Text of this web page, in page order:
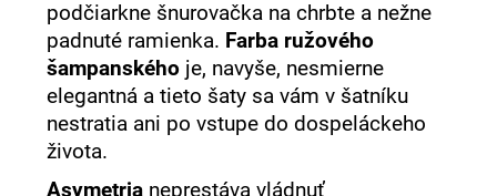
podčiarkne šnurovačka na chrbte a nežne
padnuté ramienka. Farba ružového
šampanského je, navyše, nesmierne
elegantná a tieto šaty sa vám v šatníku
nestratia ani po vstupe do dospeláckeho
života.
Asymetria neprestáva vládnuť